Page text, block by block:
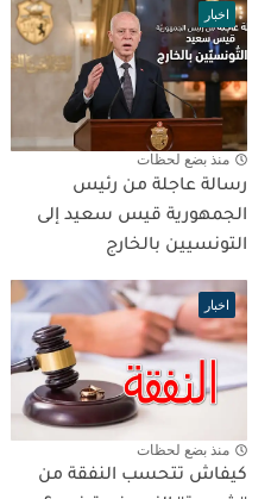
اخبار
منذ بضع لحظات
رسالة عاجلة من رئيس
الجمهورية قيس سعيد إلى
التونسيين بالخارج
اخبار
منذ بضع لحظات
كيفاش تتحسب النفقة من